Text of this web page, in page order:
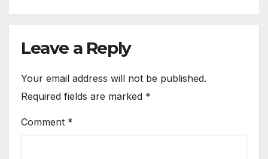
Leave a Reply
Your email address will not be published.
Required fields are marked *
Comment *